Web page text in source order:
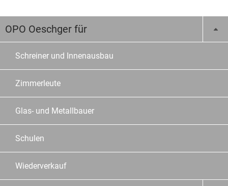
OPO Oeschger für
Schreiner und Innenausbau
Zimmerleute
Glas- und Metallbauer
Schulen
Wiederverkauf